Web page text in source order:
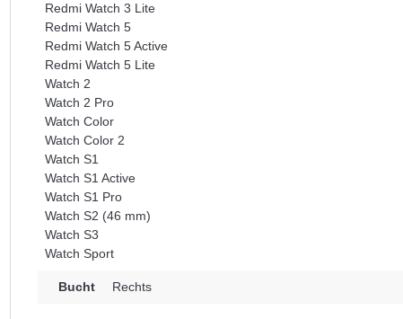
Redmi Watch 3 Lite
Redmi Watch 5
Redmi Watch 5 Active
Redmi Watch 5 Lite
Watch 2
Watch 2 Pro
Watch Color
Watch Color 2
Watch S1
Watch S1 Active
Watch S1 Pro
Watch S2 (46 mm)
Watch S3
Watch Sport
Bucht Rechts